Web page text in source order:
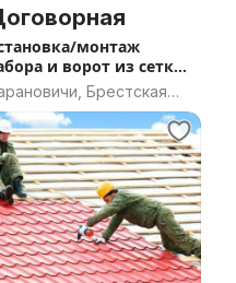
монтаж
и ворот из сетки
Брестская